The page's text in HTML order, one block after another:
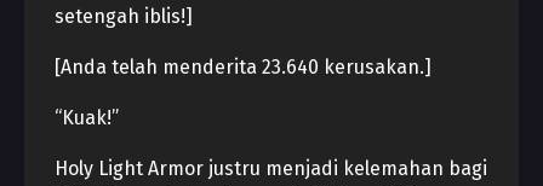
setengah iblis!]
[Anda telah menderita 23.640 kerusakan.]
“Kuak!”
Holy Light Armor justru menjadi kelemahan bagi